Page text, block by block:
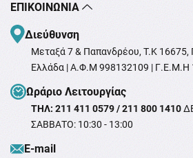
ΕΠΙΚΟΙΝΩΝΊΑ
Διεύθυνση
Μεταξά 7 & Παπανδρέου, T.K
Ελλάδα | Α.Φ.Μ 998132109 | Γ.Ε.Μ.Η
Ωράριο Λειτουργίας
ΤΗΛ: 211 411 0579 / 211 800 1410
ΣΑΒΒΑΤΟ: 10:30 - 13:00
Ε-mail